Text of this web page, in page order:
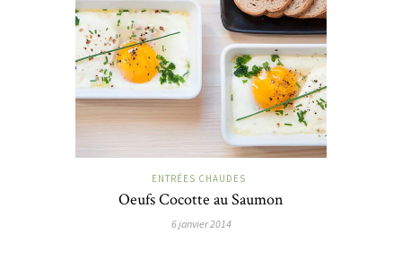
ENTRÉES CHAUDES
Oeufs Cocotte au Saumon
6 janvier 2014